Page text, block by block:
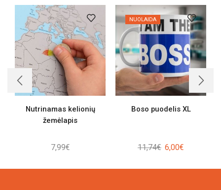
Nutrinamas kelionių
žemėlapis
7,99€
NUOLAIDA
Boso puodelis XL
11,74€ Original
was:
6,00€
is: